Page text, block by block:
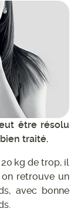
être résolu
traité.
kg de trop, il
on retrouve un
avec bonne